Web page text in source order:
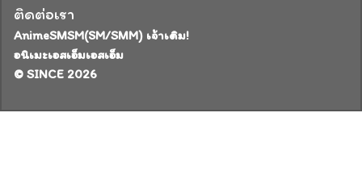
ติดต่อเรา
AnimeSMSM(SM/SMM) เจ้าเดิม!
อนิเมะเอสเอ็มเอสเอ็ม
© SINCE 2026